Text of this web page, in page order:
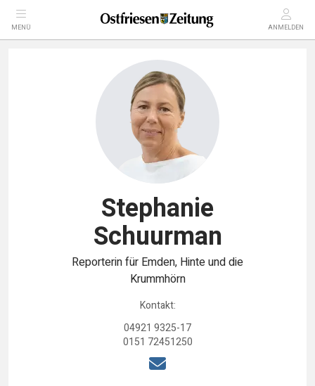
MENÜ ANMELDEN
Stephanie
Schuurman
Reporterin für Emden, Hinte und die
Krummhörn
Kontakt:
04921 9325-17
0151 72451250